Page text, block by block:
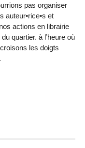
pas organiser
auteur•rice•s et
actions en librairie
quartier. à l’heure où
les doigts